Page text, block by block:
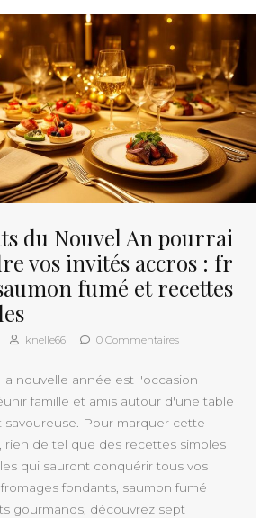
du Nouvel An pourrai
vos invités accros : fr
fumé et recettes
knelle66 0 Commentaires
la nouvelle année est l'occasion
famille et amis autour d'une table
savoureuse. Pour marquer cette
rien de tel que des recettes simples
qui sauront conquérir tous vos
fondants, saumon fumé
gourmands, découvrez sept